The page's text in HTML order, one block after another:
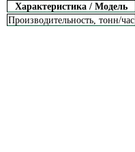
Характеристика / Модель
Производительность, тонн/час